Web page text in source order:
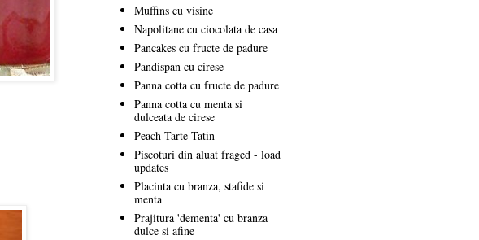
Muffins cu visine
Napolitane cu ciocolata de casa
Pancakes cu fructe de padure
Pandispan cu cirese
Panna cotta cu fructe de padure
Panna cotta cu menta si
dulceata de cirese
Peach Tarte Tatin
Piscoturi din aluat fraged - load
updates
Placinta cu branza, stafide si
menta
Prajitura 'dementa' cu branza
dulce si afine